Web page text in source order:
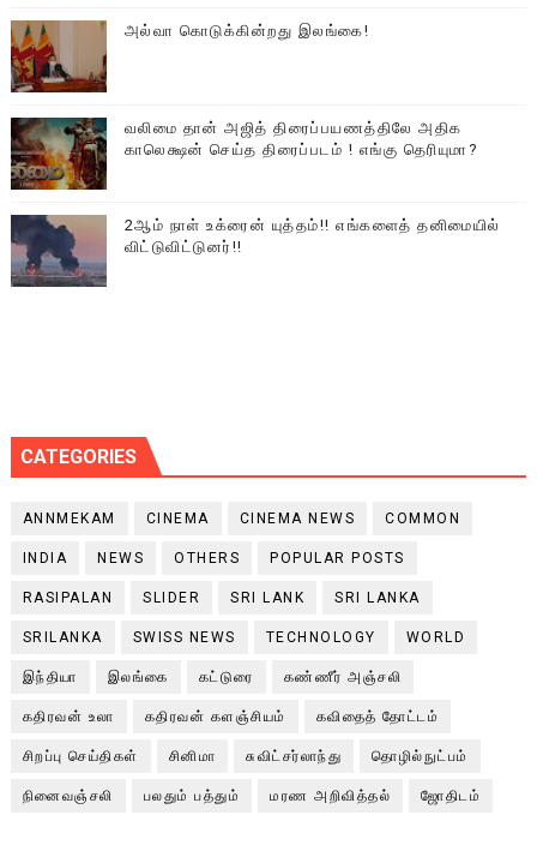
அல்வா கொடுக்கின்றது இலங்கை!
வலிமை தான் அஜித் திரைப்பயணத்திலே அதிக
காலெக்ஷன் செய்த திரைப்படம் ! எங்கு தெரியுமா?
2ஆம் நாள் உக்ரைன் யுத்தம்!! எங்களைத் தனிமையில்
விட்டுவிட்டுனர்!!
CATEGORIES
ANNMEKAM CINEMA CINEMA NEWS COMMON
INDIA NEWS OTHERS POPULAR POSTS
RASIPALAN SLIDER SRI LANK SRI LANKA
SRILANKA SWISS NEWS TECHNOLOGY WORLD
இந்தியா இலங்கை கட்டுரை கண்ணீர் அஞ்சலி
கதிரவன் உலா கதிரவன் களஞ்சியம் கவிதைத் தோட்டம்
சிறப்பு செய்திகள் சினிமா சுவிட்சர்லாந்து தொழில்நுட்பம்
நினைவஞ்சலி பலதும் பத்தும் மரண அறிவித்தல் ஜோதிடம்